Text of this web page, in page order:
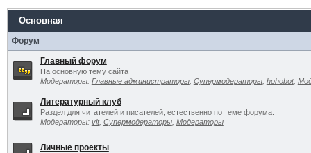
Основная
Форум
Главный форум
На основную тему сайта
Модераторы: Главные администраторы, Супермодераторы, hohobot,
Литературный клуб
Раздел для читателей и писателей, естественно по теме форума.
Модераторы: vlt, Супермодераторы, Модераторы
Личные проекты